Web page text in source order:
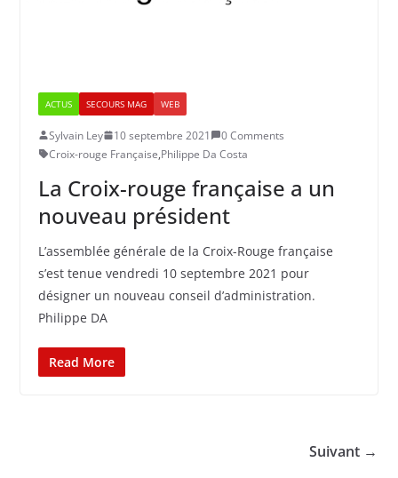
ACTUS SECOURS MAG WEB
Sylvain Ley 10 septembre 2021
0 Comments
Croix-rouge Française,Philippe Da Costa
La Croix-rouge française a un
nouveau président
L’assemblée générale de la Croix-Rouge française
s’est tenue vendredi 10 septembre 2021 pour
désigner un nouveau conseil d’administration.
Philippe DA
Read More
Suivant →